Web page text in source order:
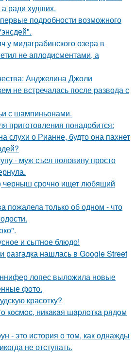
ради худших.
подробности возможного
у мидаграбинского озера в
не аплодисментами, а
Анджелина Джоли
не встречалась после развода с
с шампиньонами.
приготовления понадобится:
слухи о Рианне, будто она пахнет
- муж съел половину просто
черныш срочно ищет любящий
пожалела только об одном - что
и сытное блюдо!
разгадка нашлась в Google Street
лопес выложила новые
фото.
красотку?
кocмoc, никaкaя шapлoткa pядoм
- это история о том, как однажды
не отступать.